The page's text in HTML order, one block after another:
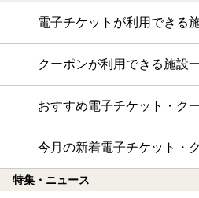
電子チケットが利用できる
クーポンが利用できる施設
おすすめ電子チケット・ク
今月の新着電子チケット・
特集・ニュース